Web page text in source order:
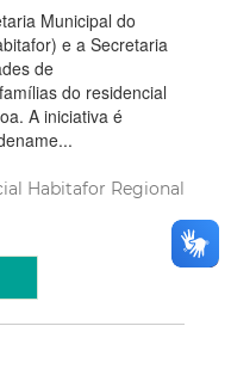
Municipal do
e a Secretaria
de
do residencial
A iniciativa é
Habitafor Regional